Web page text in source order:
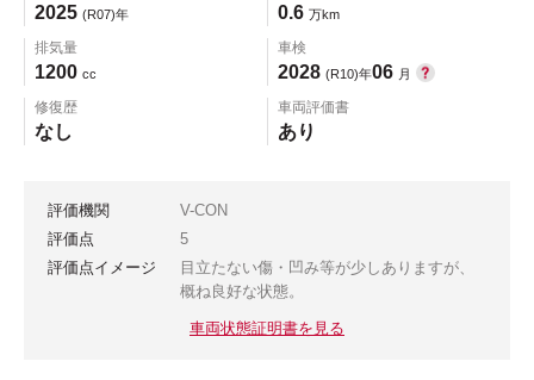
2025 (R07)年 0.6 万km
排気量
1200 cc
車検
2028 (R10)年06 月
修復歴
なし
車両評価書
あり
評価機関
V-CON
評価点
5
評価点イメージ
目立たない傷・凹み等が少しありますが、
概ね良好な状態。
車両状態証明書を見る